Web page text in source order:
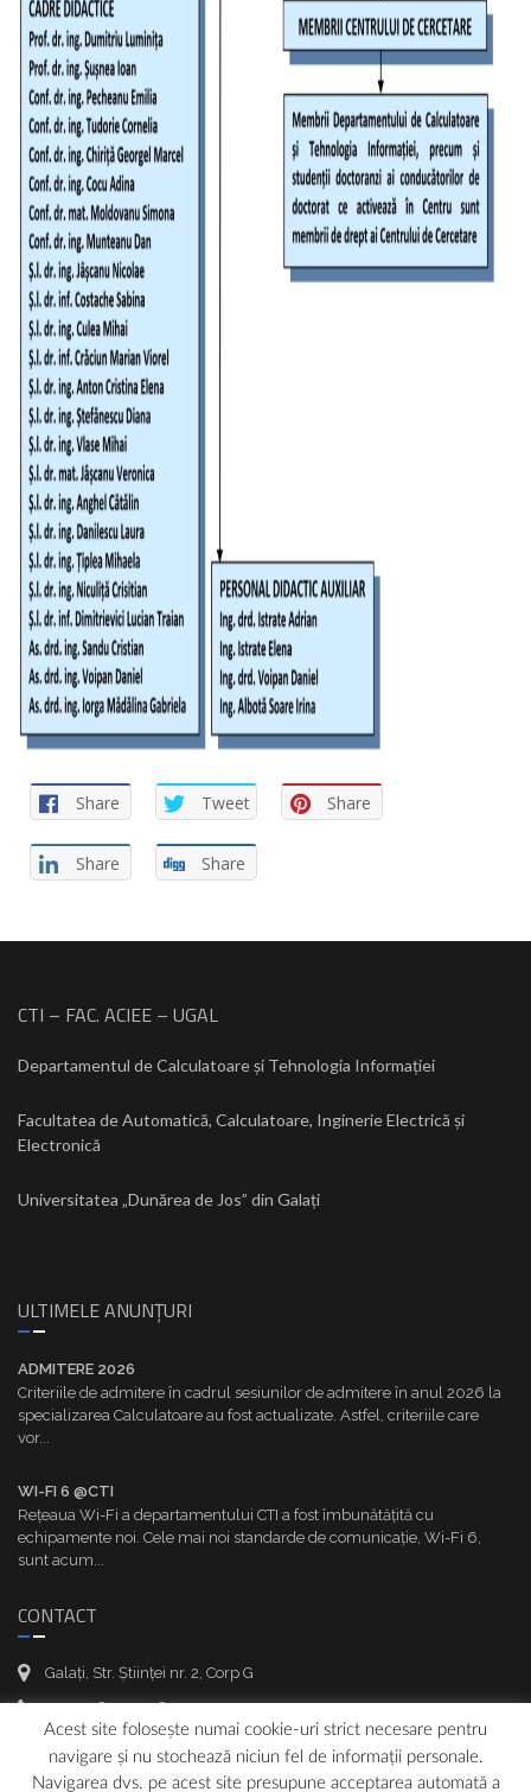
Share Tweet Share
Share Share
CTI – FAC. ACIEE – UGAL
Departamentul de Calculatoare și Tehnologia Informației
Facultatea de Automatică, Calculatoare, Inginerie Electrică și
Electronică
Universitatea „Dunărea de Jos” din Galați
ULTIMELE ANUNȚURI
ADMITERE 2026
Criteriile de admitere în cadrul sesiunilor de admitere în anul 2026 la
specializarea Calculatoare au fost actualizate. Astfel, criteriile care
vor...
WI-FI 6 @CTI
Rețeaua Wi-Fi a departamentului CTI a fost îmbunătățită cu
echipamente noi. Cele mai noi standarde de comunicație, Wi-Fi 6,
sunt acum...
CONTACT
Galați, Str. Științei nr. 2, Corp G
+40 336 130 236
+40 236 470 905
support.cti (at) ugal.ro
Acest site folosește numai cookie-uri strict necesare pentru
navigare și nu stochează niciun fel de informații personale.
Navigarea dvs. pe acest site presupune acceptarea automată a